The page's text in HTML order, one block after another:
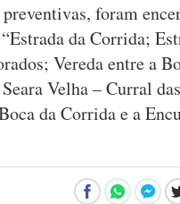
foram
da Corrida;
Vereda entre a
Velha – Curral
da Corrida e a